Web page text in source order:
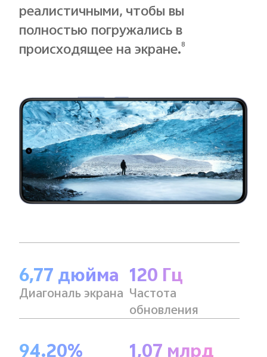
реалистичными, чтобы вы
полностью погружались в
происходящее на экране.8
6,77 дюйма
Диагональ экрана
120 Гц
Частота
обновления
94.20% 1,07 млрд